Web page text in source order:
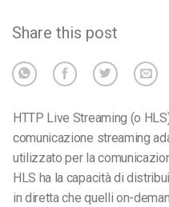
Share this post
HTTP Live Streaming (o
comunicazione streaming
utilizzato per la
HLS ha la capacità di
in diretta che quelli on-